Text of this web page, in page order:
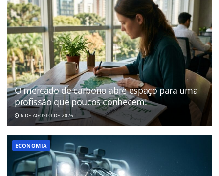
O mercado de carbono abre espaço para uma
profissão que poucos conhecem!
6 DE AGOSTO DE 2026
ECONOMIA